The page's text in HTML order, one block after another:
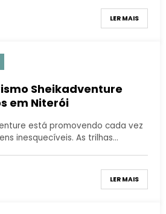
LER MAIS
Sheikadventure
em Niterói
está promovendo cada vez
inesquecíveis. As trilhas…
LER MAIS